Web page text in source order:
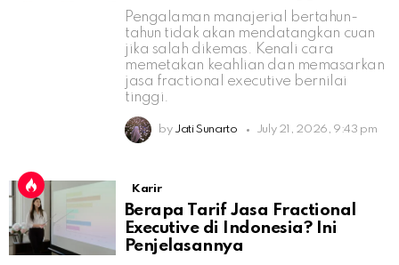
Pengalaman manajerial bertahun-
tahun tidak akan mendatangkan cuan
jika salah dikemas. Kenali cara
memetakan keahlian dan memasarkan
jasa fractional executive bernilai
tinggi.
by Jati Sunarto July 21, 2026, 9:43 pm
Karir
Berapa Tarif Jasa Fractional
Executive di Indonesia? Ini
Penjelasannya